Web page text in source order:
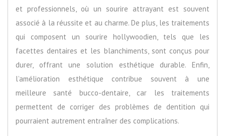
et professionnels, où un sourire attrayant est souvent
associé à la réussite et au charme. De plus, les traitements
qui composent un sourire hollywoodien, tels que les
facettes dentaires et les blanchiments, sont conçus pour
durer, offrant une solution esthétique durable. Enfin,
l’amélioration esthétique contribue souvent à une
meilleure santé bucco-dentaire, car les traitements
permettent de corriger des problèmes de dentition qui
pourraient autrement entraîner des complications.